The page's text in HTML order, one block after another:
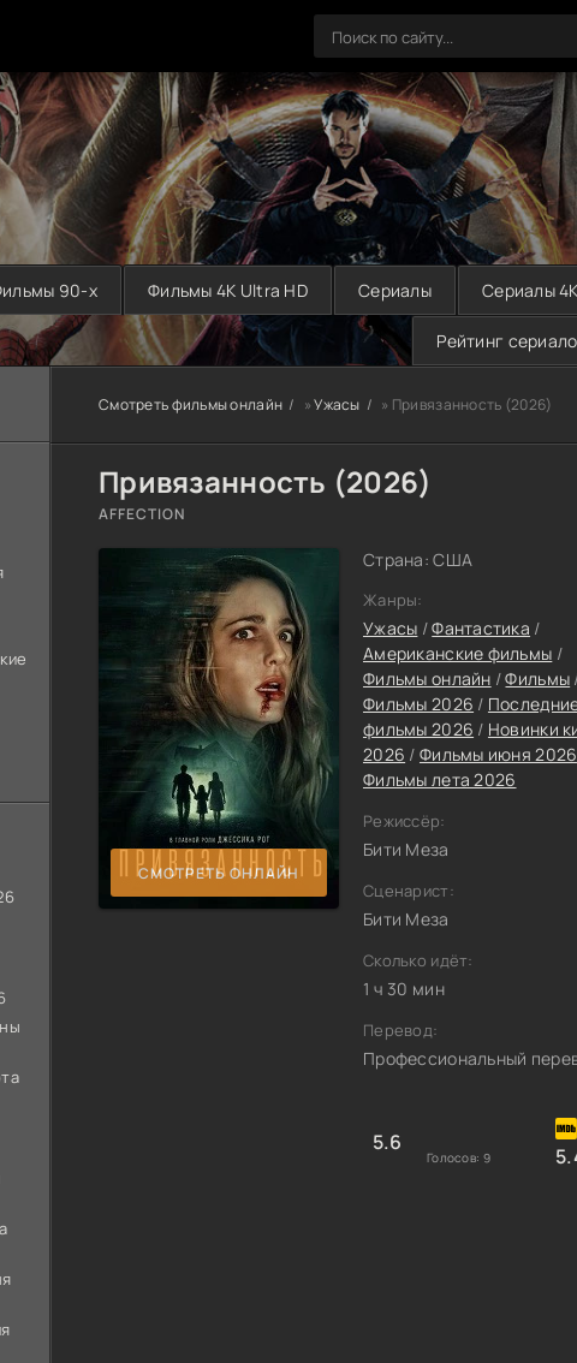
90-х Фильмы 4K Ultra HD Сериалы Сериалы
Рейтинг
Смотреть фильмы онлайн »Ужасы » Привязанность (2026)
Привязанность (2026)
AFFECTION
СМОТРЕТЬ ОНЛАЙН
Страна: США
Жанры:
Ужасы /Фантастика /
Американские фильмы /
Фильмы онлайн /Фильмы
Фильмы 2026 /
фильмы 2026 / Новинки
2026 / Фильмы июня 2026
Фильмы лета 2026
Режиссёр:
Бити Меза
Сценарист:
Бити Меза
Сколько идёт:
1 ч 30 мин
Перевод:
Профессиональный
5.6
Голосов: 9